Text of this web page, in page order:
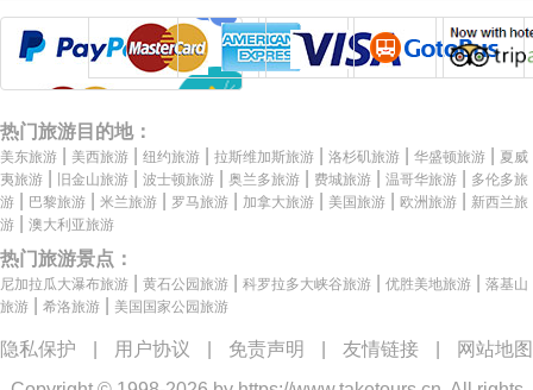
热门旅游目的地：
美东旅游 美西旅游 纽约旅游 拉斯维加斯旅游 洛杉矶旅游 华盛顿旅游
夏威
夷旅游
旧金山旅游 波士顿旅游 奥兰多旅游 费城旅游 温哥华旅游
多伦多旅
游
巴黎旅游 米兰旅游 罗马旅游 加拿大旅游 美国旅游 欧洲旅游
新西兰旅
游
澳大利亚旅游
热门旅游景点：
尼加拉瓜大瀑布旅游 黄石公园旅游 科罗拉多大峡谷旅游 优胜美地旅游
落基山
旅游
希洛旅游 美国国家公园旅游
隐私保护 用户协议 免责声明 友情链接
网站地图